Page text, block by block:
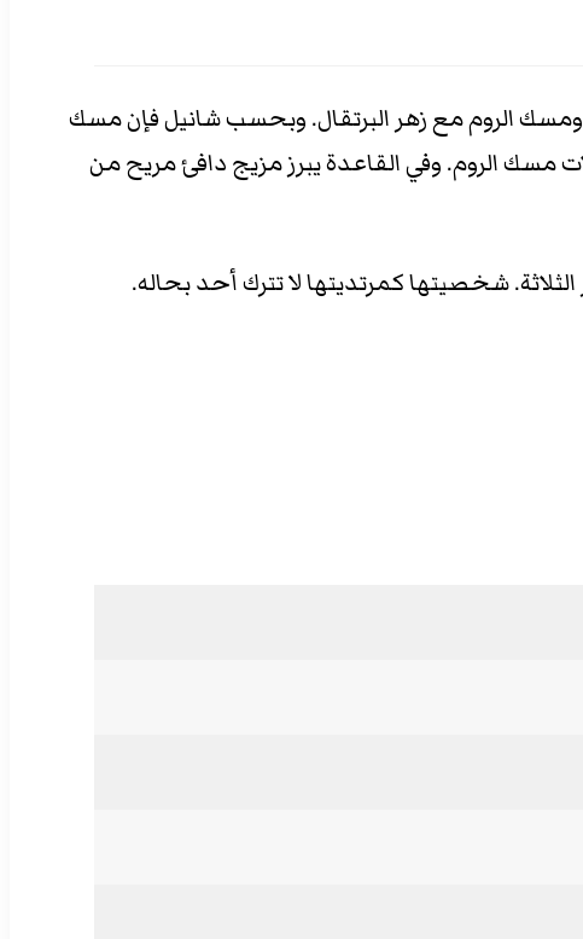
ومسك الروم مع زهر البرتقال. وبحسب شانيل فإن مسك
مسك الروم. وفي القاعدة يبرز مزيج دافئ مريح من
شخصيتها كمرتديتها لا تترك أحد بحاله.